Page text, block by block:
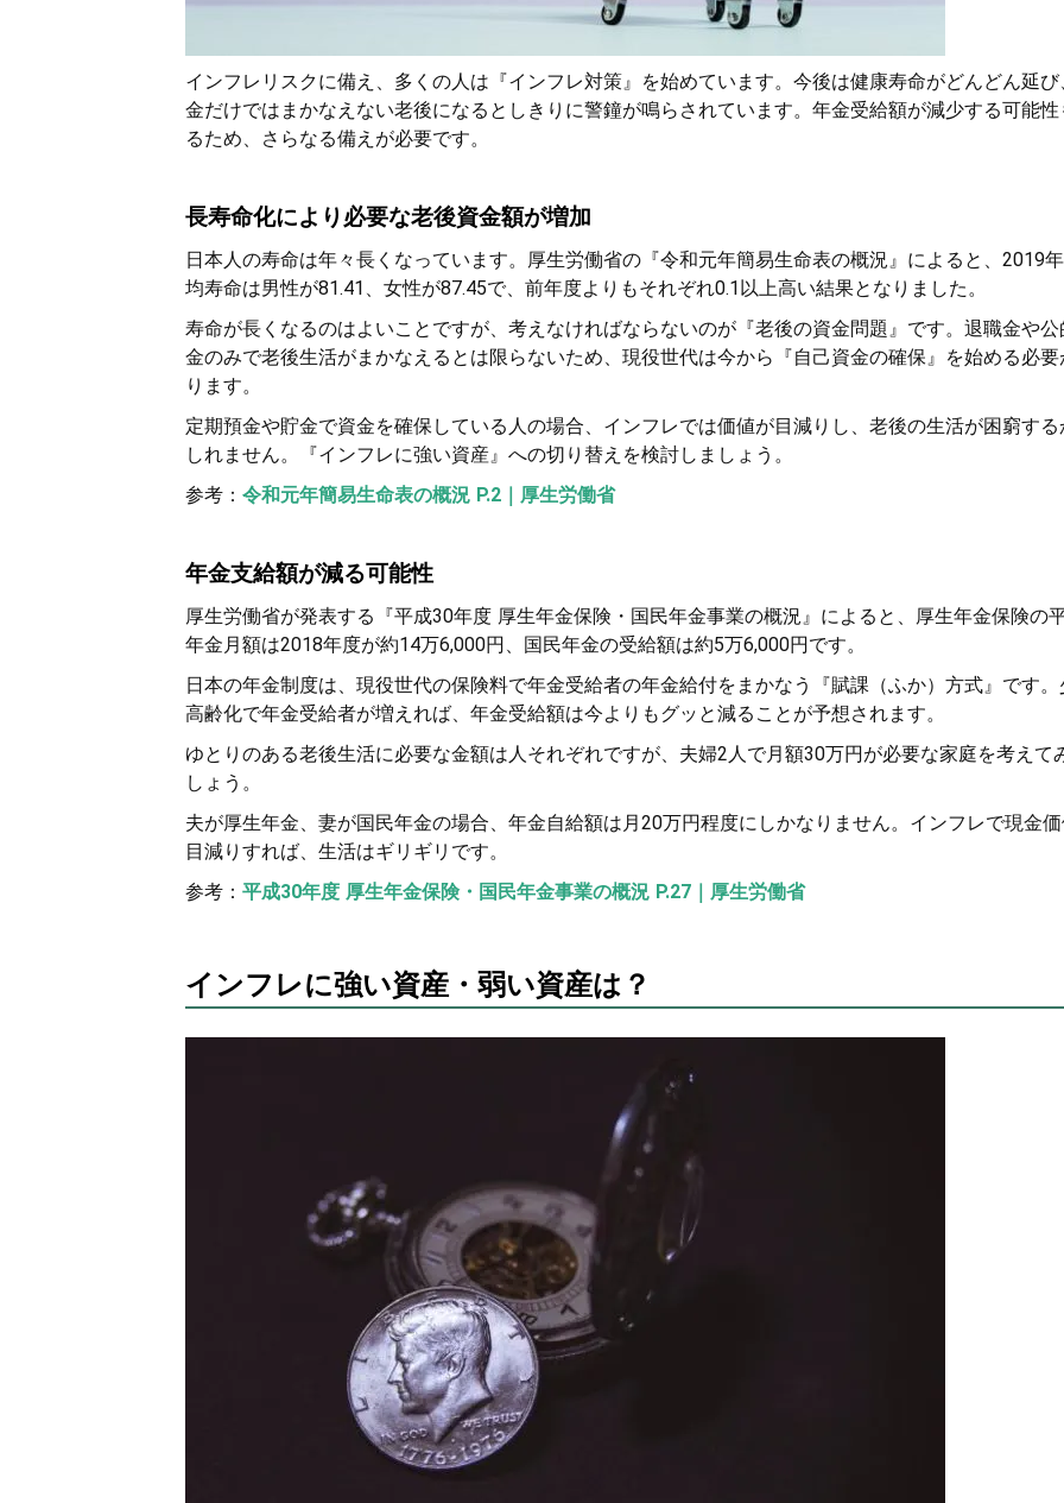
インフレリスクに備え、多くの人は『インフレ対策』を始めています。今後は健康寿命がどんどん延び
金だけではまかなえない老後になるとしきりに警鐘が鳴らされています。年金受給額が減少する可能性
るため、さらなる備えが必要です。
長寿命化により必要な老後資金額が増加
日本人の寿命は年々長くなっています。厚生労働省の『令和元年簡易生命表の概況』によると、2019
均寿命は男性が81.41、女性が87.45で、前年度よりもそれぞれ0.1以上高い結果となりました。
寿命が長くなるのはよいことですが、考えなければならないのが『老後の資金問題』です。退職金や公
金のみで老後生活がまかなえるとは限らないため、現役世代は今から『自己資金の確保』を始める必要
ります。
定期預金や貯金で資金を確保している人の場合、インフレでは価値が目減りし、老後の生活が困窮する
しれません。『インフレに強い資産』への切り替えを検討しましょう。
参考： 令和元年簡易生命表の概況 P.2｜厚生労働省
年金支給額が減る可能性
厚生労働省が発表する『平成30年度 厚生年金保険・国民年金事業の概況』によると、厚生年金保険の
年金月額は2018年度が約14万6,000円、国民年金の受給額は約5万6,000円です。
日本の年金制度は、現役世代の保険料で年金受給者の年金給付をまかなう『賦課（ふか）方式』です。
高齢化で年金受給者が増えれば、年金受給額は今よりもグッと減ることが予想されます。
ゆとりのある老後生活に必要な金額は人それぞれですが、夫婦2人で月額30万円が必要な家庭を考えて
しょう。
夫が厚生年金、妻が国民年金の場合、年金自給額は月20万円程度にしかなりません。インフレで現金
目減りすれば、生活はギリギリです。
参考： 平成30年度 厚生年金保険・国民年金事業の概況 P.27｜厚生労働省
インフレに強い資産・弱い資産は？